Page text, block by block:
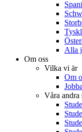
Alla
Om oss
Vilka vi är
Om
Våra andra